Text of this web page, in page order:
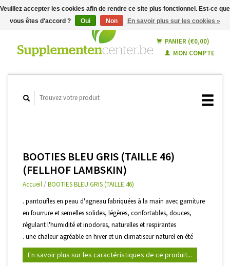
Français
PANIER (€0,00)
MON COMPTE
BOOTIES BLEU GRIS (TAILLE 46)
(FELLHOF LAMBSKIN)
Accueil /BOOTIES BLEU GRIS (TAILLE 46)
. pantoufles en peau d'agneau fabriquées à la main avec garniture
en fourrure et semelles solides, légères, confortables, douces,
régulant l'humidité et inodores, naturelles et respirantes
. une chaleur agréable en hiver et un climatiseur naturel en été
En savoir plus sur les caractéristiques de ce produit...
Veuillez accepter les cookies afin de rendre ce site plus fonctionnel. Est-ce que
vous êtes d'accord ?
Oui Non En savoir plus sur les cookies »